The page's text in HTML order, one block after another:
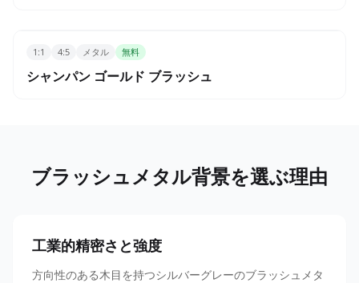
1:1 4:5 メタル 無料
シャンパン ゴールド ブラッシュ
ブラッシュメタル背景を選ぶ理由
工業的精密さと強度
方向性のある木目を持つシルバーグレーのブラッシュメタ